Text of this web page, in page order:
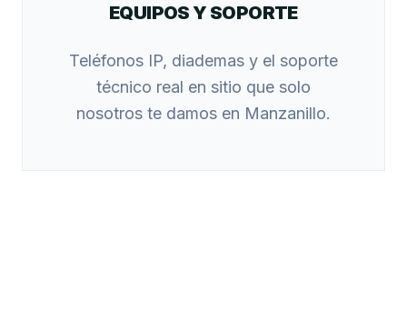
EQUIPOS Y SOPORTE
Teléfonos IP, diademas y el soporte
técnico real en sitio que solo
nosotros te damos en Manzanillo.